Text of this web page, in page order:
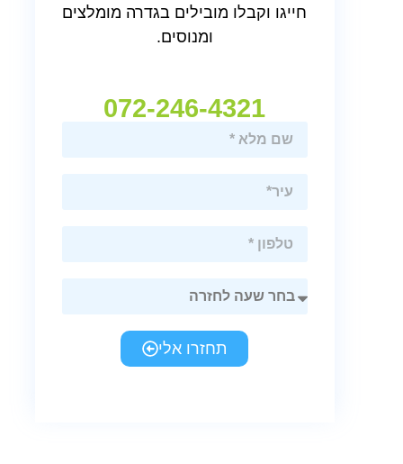
חייגו וקבלו מובילים בגדרה מומלצים
ומנוסים.
072-246-4321
תחזרו אלי